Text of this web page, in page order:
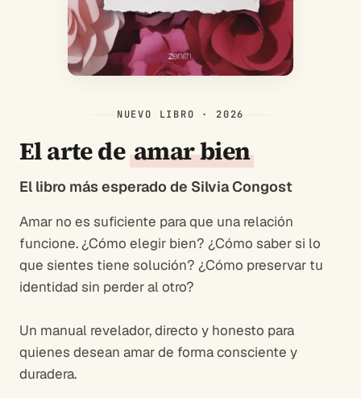
NUEVO LIBRO · 2026
El arte de amar bien
El libro más esperado de Silvia Congost
Amar no es suficiente para que una relación
funcione. ¿Cómo elegir bien? ¿Cómo saber si lo
que sientes tiene solución? ¿Cómo preservar tu
identidad sin perder al otro?
Un manual revelador, directo y honesto para
quienes desean amar de forma consciente y
duradera.